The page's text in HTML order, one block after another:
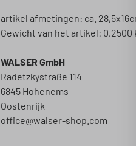
artikel afmetingen: ca.
Gewicht van het artikel: 0,2500
WALSER GmbH
Radetzkystraße 114
6845 Hohenems
Oostenrijk
office@walser-shop.com